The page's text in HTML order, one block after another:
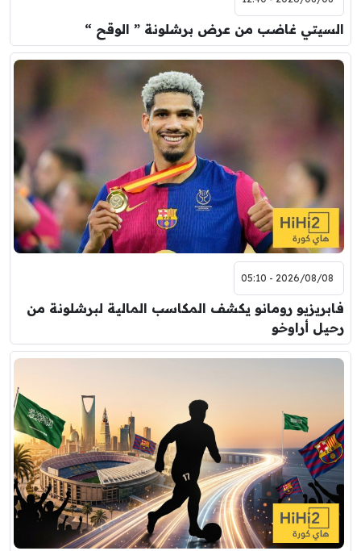
السيتي غاضب من عرض برشلونة ” الوقح “
2026/08/08 - 05:10
فابريزيو رومانو يكشف المكاسب المالية لبرشلونة من
رحيل أراوخو